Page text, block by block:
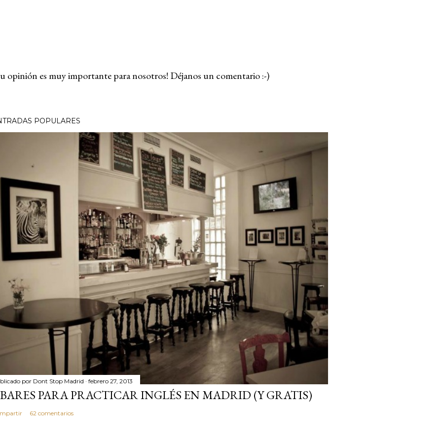
opinión es muy importante para nosotros! Déjanos un comentario :-)
POPULARES
por Dont Stop Madrid febrero 27, 2013
PARA PRACTICAR INGLÉS EN MADRID (Y GRATIS)
62 comentarios